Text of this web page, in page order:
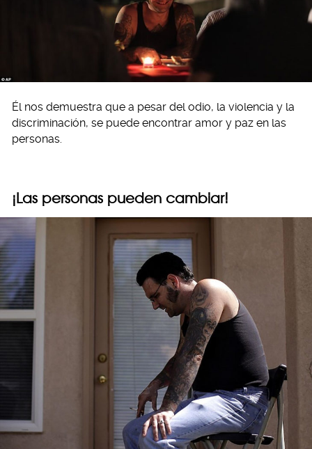
Él nos demuestra que a pesar del odio, la violencia y la
discriminación, se puede encontrar amor y paz en las
personas.
¡Las personas pueden cambiar!